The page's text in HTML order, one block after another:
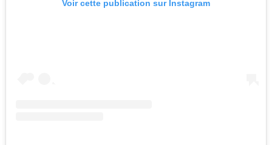
Voir cette publication sur Instagram